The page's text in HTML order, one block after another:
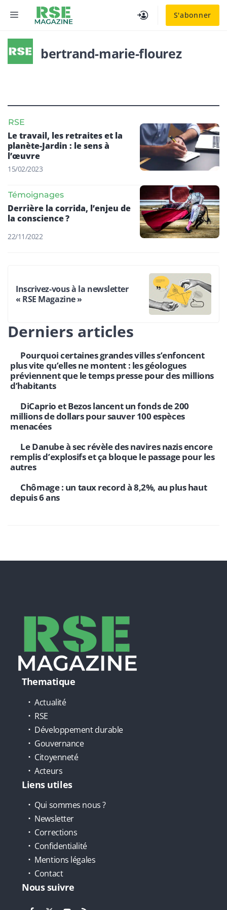
S'abonner
MENU
bertrand-marie-flourez
RSE
Le travail, les retraites et la
planète-Jardin : le sens à
l’œuvre
15/02/2023
Témoignages
Derrière la corrida, l’enjeu de
la conscience ?
22/11/2022
Inscrivez-vous à la newsletter
« RSE Magazine »
Derniers articles
Pourquoi certaines grandes villes s’enfoncent
plus vite qu’elles ne montent : les géologues
préviennent que le temps presse pour des millions
d’habitants
DiCaprio et Bezos lancent un fonds de 200
millions de dollars pour sauver 100 espèces
menacées
Le Danube à sec révèle des navires nazis encore
remplis d’explosifs et ça bloque le passage pour les
autres
Chômage : un taux record à 8,2%, au plus haut
depuis 6 ans
Thematique
Actualité
RSE
Développement durable
Gouvernance
Citoyenneté
Acteurs
Liens utiles
Qui sommes nous ?
Newsletter
Corrections
Confidentialité
Mentions légales
Contact
Nous suivre